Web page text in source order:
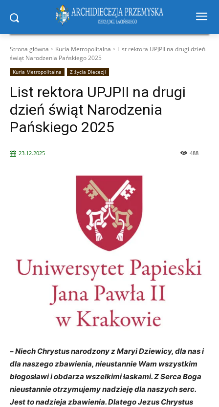
Strona główna Kuria Metropolitalna
List rektora UPJPII na drugi dzień
świąt Narodzenia Pańskiego 2025
Kuria Metropolitalna Z życia Diecezji
List rektora UPJPII na drugi
dzień świąt Narodzenia
Pańskiego 2025
23.12.2025 488
–Niech Chrystus narodzony z Maryi Dziewicy, dla nas i
dla naszego zbawienia, nieustannie Wam wszystkim
błogosławi i obdarza wszelkimi łaskami. Z Serca Boga
nieustannie otrzymujemy nadzieję dla naszych serc.
Jest to nadzieja zbawienia. Dlatego Jezus Chrystus